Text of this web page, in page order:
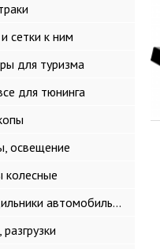
сетки к ним
для туризма
для тюнинга
освещение
колесные
Холодильники автомобильные